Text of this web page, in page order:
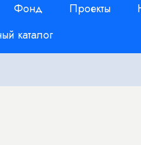
Фонд Проекты
каталог